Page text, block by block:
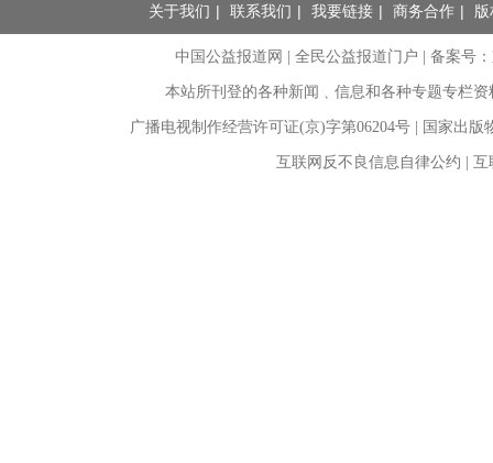
关于我们 | 联系我们 | 我要链接 | 商务合作 |
中国公益报道网 | 全民公益报道门户 |备案号
本站所刊登的各种新闻﹑信息和各种专题专栏
广播电视制作经营许可证(京)字第06204号 | 国家出
互联网反不良信息自律公约 |